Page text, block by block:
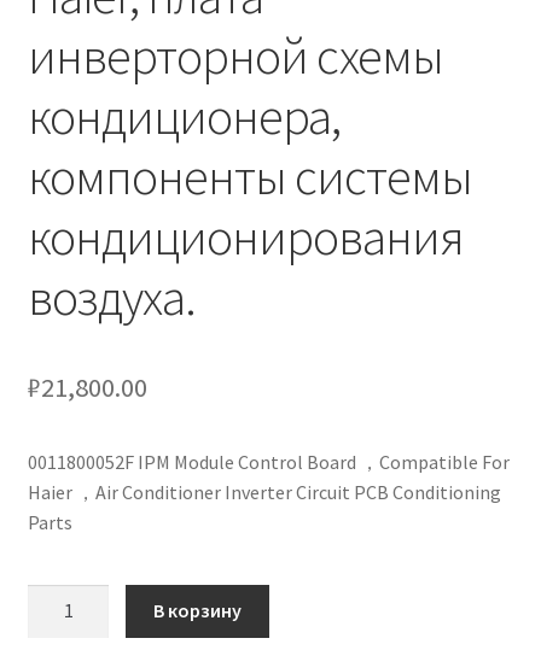
кондиционеров по оптовым ценам, ниже рыночных
Продажа кондиционеров
кондиционирования
Прокладка трасс для кондиционеров
Сервисное обслуживание кондиционеров
Средства для дезинфекции кондиционеров
Услуги альпинистов при установке и обслуживании
кондиционеров
Чистка кондиционеров
инверторной схемы
кондиционера,
компоненты системы
кондиционирования
воздуха.
₽21,800.00
0011800052F IPM Module Control Board ，Compatible For
Haier ，Air Conditioner Inverter Circuit PCB Conditioning
Parts
В корзину